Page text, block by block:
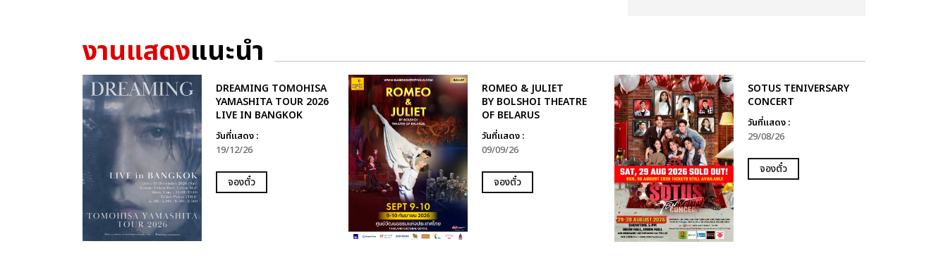
งานแสดงแนะนำ
DREAMING TOMOHISA
YAMASHITA TOUR 2026
LIVE IN BANGKOK
วันที่แสดง :
19/12/26
จองตั๋ว
ROMEO & JULIET
BY BOLSHOI THEATRE
OF BELARUS
วันที่แสดง :
09/09/26
จองตั๋ว
SOTUS TENIVERSARY
CONCERT
วันที่แสดง :
29/08/26
จองตั๋ว